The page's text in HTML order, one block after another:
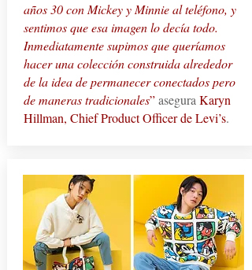
años 30 con Mickey y Minnie al teléfono, y
sentimos que esa imagen lo decía todo.
Inmediatamente supimos que queríamos
hacer una colección construida alrededor
de la idea de permanecer conectados pero
de maneras tradicionales”asegura Karyn
Hillman, Chief Product Officer de Levi’s.